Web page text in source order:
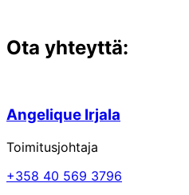
Ota yhteyttä:
Angelique Irjala
Toimitusjohtaja
+358 40 569 3796